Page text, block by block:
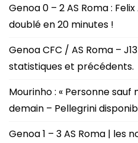
Genoa 0 – 2 AS Roma :
doublé en 20 minutes !
Genoa CFC / AS Roma –
statistiques et précédents.
Mourinho : « Personne sauf
demain – Pellegrini
Genoa 1 – 3 AS Roma | les